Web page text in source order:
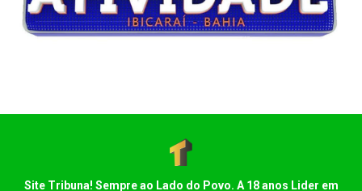
Site Tribuna! Sempre ao Lado do Povo. A 18 anos Lider em